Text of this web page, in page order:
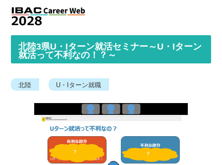
北陸3県U・Iターン就活セミナー～U・Iターン
就活って不利なの！？～
北陸 U・Iターン就職